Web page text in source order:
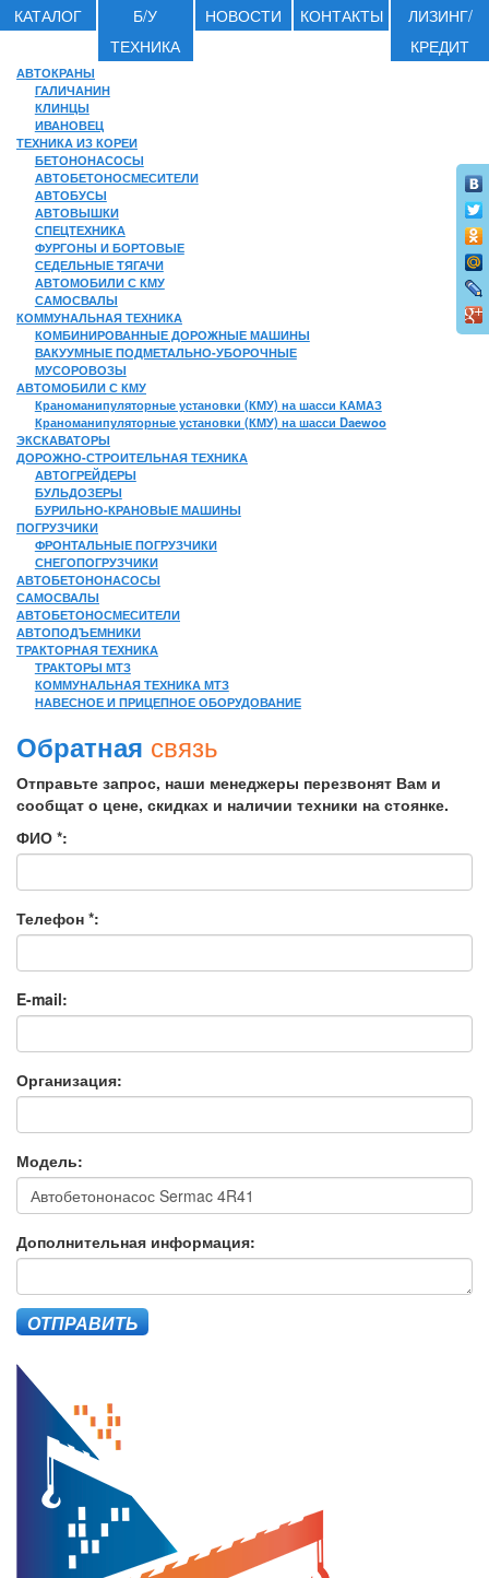
КАТАЛОГ
Б/У
ТЕХНИКА
НОВОСТИ КОНТАКТЫ
ЛИЗИНГ/
КРЕДИТ
АВТОКРАНЫ
ГАЛИЧАНИН
КЛИНЦЫ
ИВАНОВЕЦ
ТЕХНИКА ИЗ КОРЕИ
БЕТОНОНАСОСЫ
АВТОБЕТОНОСМЕСИТЕЛИ
АВТОБУСЫ
АВТОВЫШКИ
СПЕЦТЕХНИКА
ФУРГОНЫ И БОРТОВЫЕ
СЕДЕЛЬНЫЕ ТЯГАЧИ
АВТОМОБИЛИ С КМУ
САМОСВАЛЫ
КОММУНАЛЬНАЯ ТЕХНИКА
КОМБИНИРОВАННЫЕ ДОРОЖНЫЕ МАШИНЫ
ВАКУУМНЫЕ ПОДМЕТАЛЬНО-УБОРОЧНЫЕ
МУСОРОВОЗЫ
АВТОМОБИЛИ С КМУ
Краноманипуляторные установки (КМУ) на шасси КАМАЗ
Краноманипуляторные установки (КМУ) на шасси Daewoo
ЭКСКАВАТОРЫ
ДОРОЖНО-СТРОИТЕЛЬНАЯ ТЕХНИКА
АВТОГРЕЙДЕРЫ
БУЛЬДОЗЕРЫ
БУРИЛЬНО-КРАНОВЫЕ МАШИНЫ
ПОГРУЗЧИКИ
ФРОНТАЛЬНЫЕ ПОГРУЗЧИКИ
СНЕГОПОГРУЗЧИКИ
АВТОБЕТОНОНАСОСЫ
САМОСВАЛЫ
АВТОБЕТОНОСМЕСИТЕЛИ
АВТОПОДЪЕМНИКИ
ТРАКТОРНАЯ ТЕХНИКА
ТРАКТОРЫ МТЗ
КОММУНАЛЬНАЯ ТЕХНИКА МТЗ
НАВЕСНОЕ И ПРИЦЕПНОЕ ОБОРУДОВАНИЕ
Обратная связь
Отправьте запрос, наши менеджеры перезвонят Вам и
сообщат о цене, скидках и наличии техники на стоянке.
ФИО *:
Телефон *:
E-mail:
Организация:
Модель:
Дополнительная информация:
ОТПРАВИТЬ